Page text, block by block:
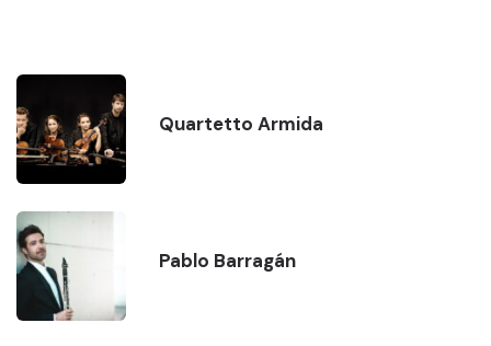
Quartetto Armida
Pablo Barragán